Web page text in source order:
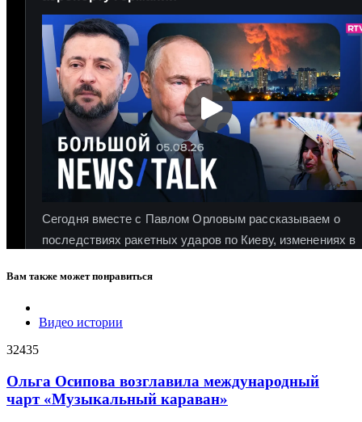
Вам также может понравиться
Видео истории
32435
Ольга Осипова возглавила международный
чарт «Музыкальный караван»